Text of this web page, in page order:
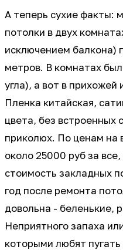
А теперь сухие факты:
потолки в двух
исключением балкона)
метров. В комнатах
угла), а вот в прихожей
Пленка китайская,
цвета, без встроенных
приколюх. По ценам на
около 25000 руб за
стоимость закладных
год после ремонта
довольна - беленькие,
Неприятного запаха
которыми любят